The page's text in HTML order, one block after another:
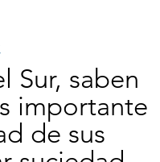
Sur, saben
importante
de sus